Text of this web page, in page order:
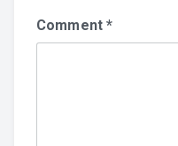
Comment*